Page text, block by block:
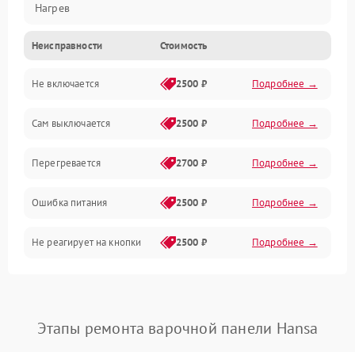
Нагрев
Неисправности Стоимость
Не включается 2500 ₽ Подробнее →
Сам выключается 2500 ₽ Подробнее →
Перегревается 2700 ₽ Подробнее →
Ошибка питания 2500 ₽ Подробнее →
Не реагирует на кнопки 2500 ₽ Подробнее →
Этапы ремонта варочной панели Hansa